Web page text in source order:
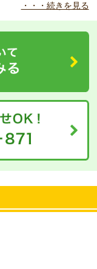
・・・続きを見る